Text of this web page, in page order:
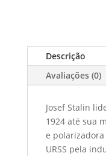
Descrição
Avaliações (0)
Josef Stalin
1924 até sua
e polarizadora
URSS pela